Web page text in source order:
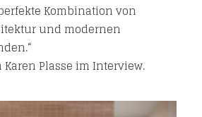
Kombination von
und modernen
Karen Plasse im Interview.